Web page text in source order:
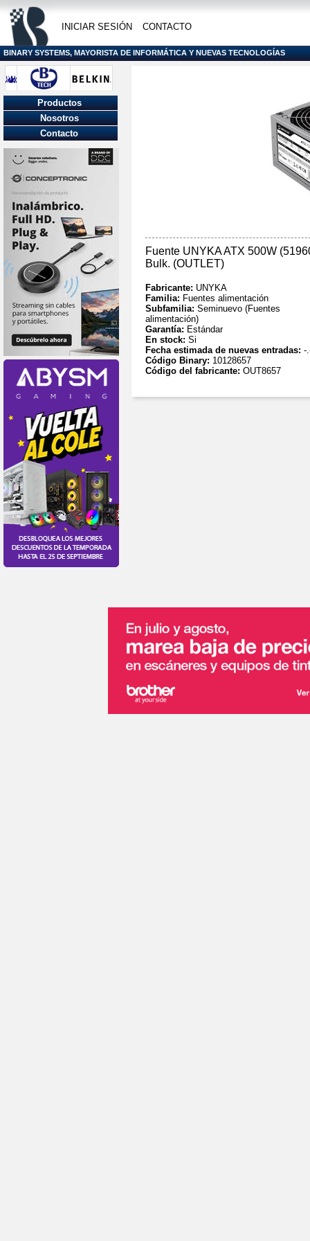
INICIAR SESIÓN CONTACTO
BINARY SYSTEMS, MAYORISTA DE INFORMÁTICA Y NUEVAS TECNOLOGÍAS
Fuente UNYKA ATX 500W
Bulk. (OUTLET)
Fabricante: UNYKA
Familia: Fuentes alimentación
Subfamilia: Seminuevo (Fuentes
alimentación)
Garantía: Estándar
En stock: Si
Fecha estimada de nuevas entradas: -
Código Binary: 10128657
Código del fabricante: OUT8657
Productos
Nosotros
Contacto